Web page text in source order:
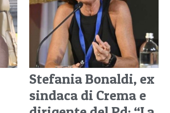
Stefania Bonaldi, ex
sindaca di Crema e